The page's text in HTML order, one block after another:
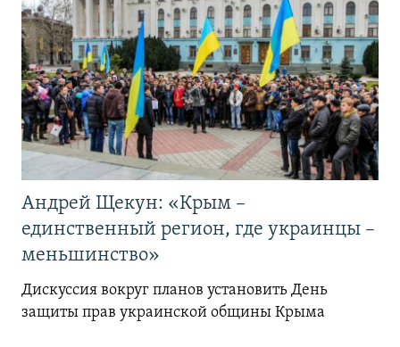
Андрей Щекун: «Крым –
единственный регион, где украинцы –
меньшинство»
Дискуссия вокруг планов установить День
защиты прав украинской общины Крыма